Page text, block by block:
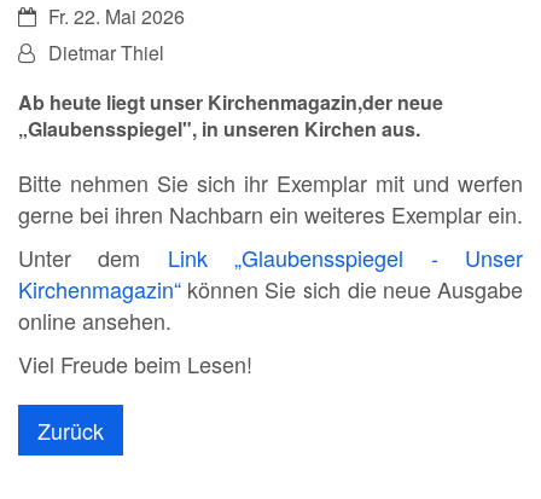
Datum:Fr. 22. Mai 2026
Von:Dietmar Thiel
Ab heute liegt unser Kirchenmagazin,der neue
„Glaubensspiegel", in unseren Kirchen aus.
Bitte nehmen Sie sich ihr Exemplar mit und werfen
gerne bei ihren Nachbarn ein weiteres Exemplar ein.
Unter dem Link „Glaubensspiegel - Unser
Kirchenmagazin“ können Sie sich die neue Ausgabe
online ansehen.
Viel Freude beim Lesen!
Zurück